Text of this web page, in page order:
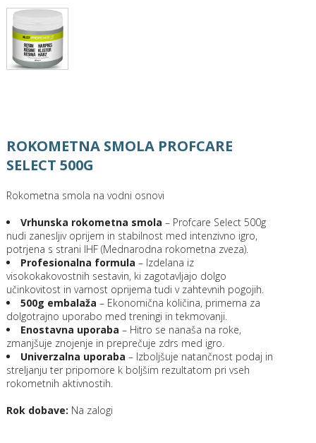
ROKOMETNA SMOLA PROFCARE
SELECT 500G
Rokometna smola na vodni osnovi
Vrhunska rokometna smola – Profcare Select 500g
nudi zanesljiv oprijem in stabilnost med intenzivno igro,
potrjena s strani IHF (Mednarodna rokometna zveza).
Profesionalna formula – Izdelana iz
visokokakovostnih sestavin, ki zagotavljajo dolgo
učinkovitost in varnost oprijema tudi v zahtevnih pogojih.
500g embalaža – Ekonomična količina, primerna za
dolgotrajno uporabo med treningi in tekmovanji.
Enostavna uporaba – Hitro se nanaša na roke,
zmanjšuje znojenje in preprečuje zdrs med igro.
Univerzalna uporaba – Izboljšuje natančnost podaj in
streljanju ter pripomore k boljšim rezultatom pri vseh
rokometnih aktivnostih.
Rok dobave: Na zalogi